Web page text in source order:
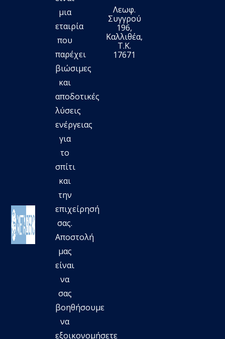
μια
εταιρία
που
παρέχει
βιώσιμες
και
αποδοτικές
λύσεις
ενέργειας
για
το
σπίτι
και
την
επιχείρησή
σας.
Aποστολή
μας
είναι
να
σας
βοηθήσουμε
να
εξοικονομήσετε
Λεωφ.
Συγγρού
196,
Καλλιθέα,
Τ.Κ.
17671